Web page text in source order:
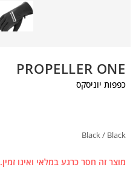
PROPELLER ONE
כפפות יוניסקס
Black / Black
מוצר זה חסר כרגע במלאי ואינו זמין.